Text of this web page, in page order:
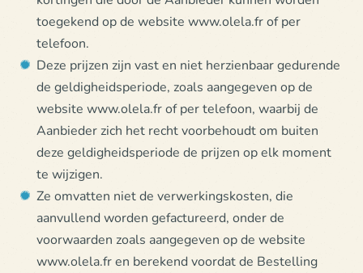
toegekend op de website www.olela.fr of per
telefoon.
Deze prijzen zijn vast en niet herzienbaar gedurende
de geldigheidsperiode, zoals aangegeven op de
website www.olela.fr of per telefoon, waarbij de
Aanbieder zich het recht voorbehoudt om buiten
deze geldigheidsperiode de prijzen op elk moment
te wijzigen.
Ze omvatten niet de verwerkingskosten, die
aanvullend worden gefactureerd, onder de
voorwaarden zoals aangegeven op de website
www.olela.fr en berekend voordat de Bestelling